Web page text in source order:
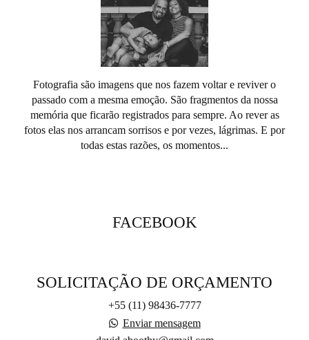
Fotografia são imagens que nos fazem voltar e reviver o
passado com a mesma emoção. São fragmentos da nossa
memória que ficarão registrados para sempre. Ao rever as
fotos elas nos arrancam sorrisos e por vezes, lágrimas. E por
todas estas razões, os momentos...
FACEBOOK
SOLICITAÇÃO DE ORÇAMENTO
+55 (11) 98436-7777
Enviar mensagem